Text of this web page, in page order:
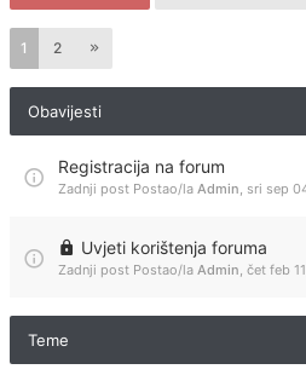
1 2
Obavijesti
Registracija na forum
Zadnji post Postao/la Admin, sri sep
Uvjeti korištenja foruma
Zadnji post Postao/la Admin, čet feb
Teme